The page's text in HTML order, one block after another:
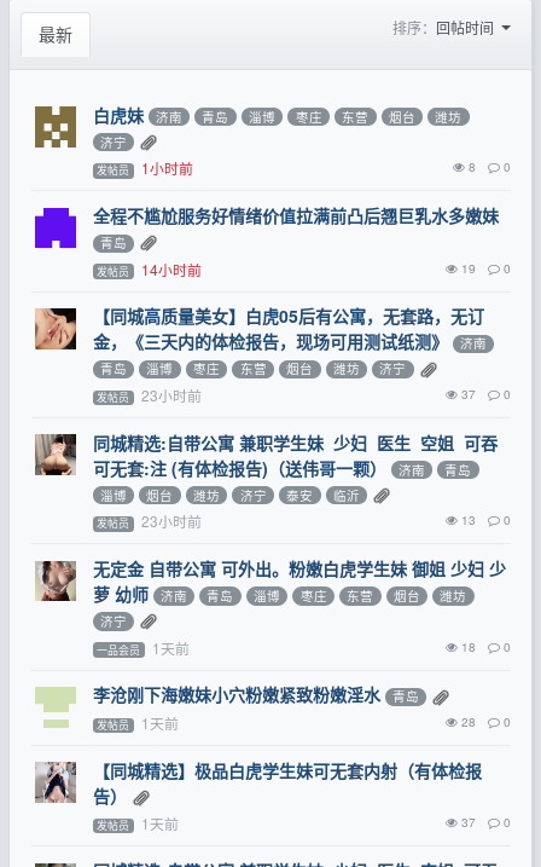
最新 排序： 回帖时间
白虎妹 济南 青岛 淄博 枣庄 东营 烟台
潍坊
济宁
发帖员 1小时前 8 0
全程不尴尬服务好情绪价值拉满前凸后翘巨乳水多嫩妹
青岛
发帖员 14小时前 19 0
【同城高质量美女】白虎05后有公寓，无套路，无订
金，《三天内的体检报告，现场可用测试纸测》
济南
青岛
淄博 枣庄 东营 烟台 潍坊 济宁
发帖员 23小时前 37 0
同城精选:自带公寓 兼职学生妹 少妇 医生 空姐 可吞
可无套:注 (有体检报告)（送伟哥一颗）
济南
青岛
淄博
烟台 潍坊 济宁 泰安 临沂
发帖员 23小时前 13 0
无定金 自带公寓 可外出。粉嫩白虎学生妹 御姐 少妇 少
萝 幼师
济南 青岛 淄博 枣庄 东营 烟台
潍坊
济宁
一品会员 1天前 18 0
李沧刚下海嫩妹小穴粉嫩紧致粉嫩淫水 青岛
发帖员 1天前 28 0
【同城精选】极品白虎学生妹可无套内射（有体检报
告）
发帖员 1天前 37 0